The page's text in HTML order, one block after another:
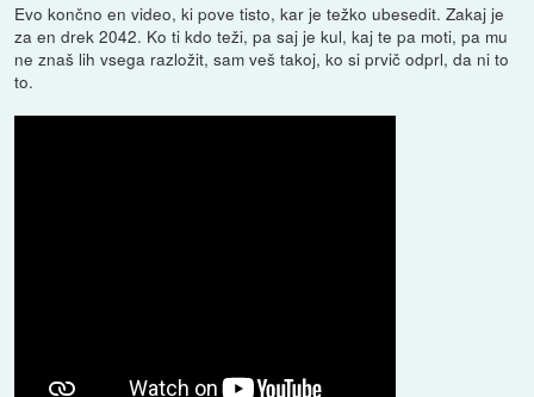
Evo končno en video, ki pove tisto, kar je težko ubesedit. Zakaj je
za en drek 2042. Ko ti kdo teži, pa saj je kul, kaj te pa moti, pa mu
ne znaš lih vsega razložit, sam veš takoj, ko si prvič odprl, da ni to
to.